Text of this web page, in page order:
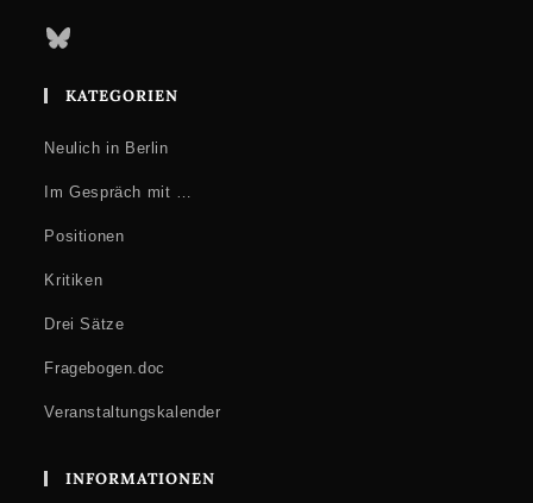
Bluesky
KATEGORIEN
Neulich in Berlin
Im Gespräch mit …
Positionen
Kritiken
Drei Sätze
Fragebogen.doc
Veranstaltungskalender
INFORMATIONEN